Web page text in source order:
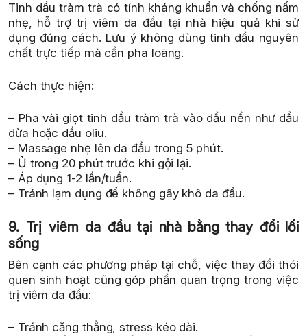
Tinh dầu tràm trà có tính kháng khuẩn và chống nấm
nhẹ, hỗ trợ trị viêm da đầu tại nhà hiệu quả khi sử
dụng đúng cách. Lưu ý không dùng tinh dầu nguyên
chất trực tiếp mà cần pha loãng.
Cách thực hiện:
– Pha vài giọt tinh dầu tràm trà vào dầu nền như dầu
dừa hoặc dầu oliu.
– Massage nhẹ lên da đầu trong 5 phút.
– Ủ trong 20 phút trước khi gội lại.
– Áp dụng 1-2 lần/tuần.
– Tránh lạm dụng để không gây khô da đầu.
9. Trị viêm da đầu tại nhà bằng thay đổi lối
sống
Bên cạnh các phương pháp tại chỗ, việc thay đổi thói
quen sinh hoạt cũng góp phần quan trọng trong việc
trị viêm da đầu:
– Tránh căng thẳng, stress kéo dài.